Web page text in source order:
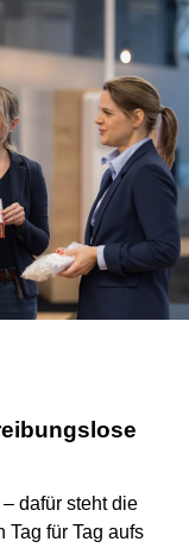
dafür steht die
Tag für Tag aufs